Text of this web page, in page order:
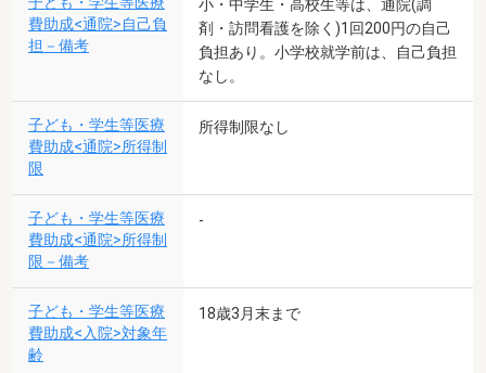
費助成<通院>自己負
担－備考
小・中学生・高校生等は、通院(調
剤・訪問看護を除く)1回200円の自己
負担あり。小学校就学前は、自己負担
なし。
子ども・学生等医療
費助成<通院>所得制
限
所得制限なし
子ども・学生等医療
費助成<通院>所得制
限－備考
-
子ども・学生等医療
費助成<入院>対象年
齢
18歳3月末まで